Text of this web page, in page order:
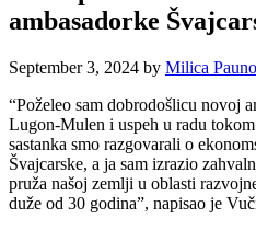
ambasadorke
September 3, 2024 by Milica
“Poželeo sam dobrodošlicu novoj
Lugon-Mulen i uspeh u radu
sastanka smo razgovarali o
Švajcarske, a ja sam izrazio
pruža našoj zemlji u oblasti
duže od 30 godina”, napisao je